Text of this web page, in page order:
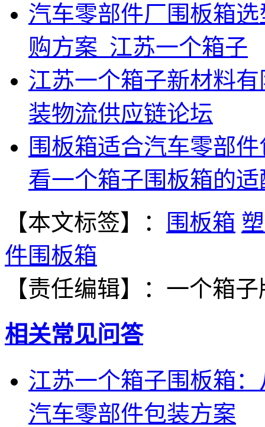
汽车零部件厂围板箱
购方案_江苏一个箱子
江苏一个箱子新材料
装物流供应链论坛
围板箱适合汽车零部
看一个箱子围板箱的适
【本文标签】：
围板箱
件围板箱
【责任编辑】： 一个箱子
相关常见问答
江苏一个箱子围板箱
汽车零部件包装方案